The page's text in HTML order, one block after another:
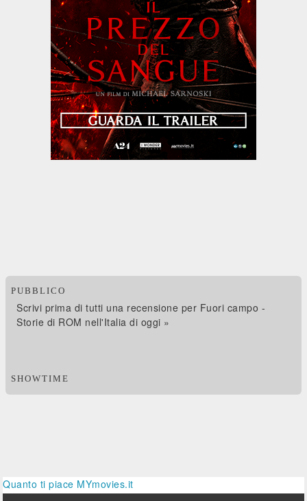
PUBBLICO
Scrivi prima di tutti una recensione per Fuori campo -
Storie di ROM nell'Italia di oggi »
SHOWTIME
Quanto ti piace MYmovies.it